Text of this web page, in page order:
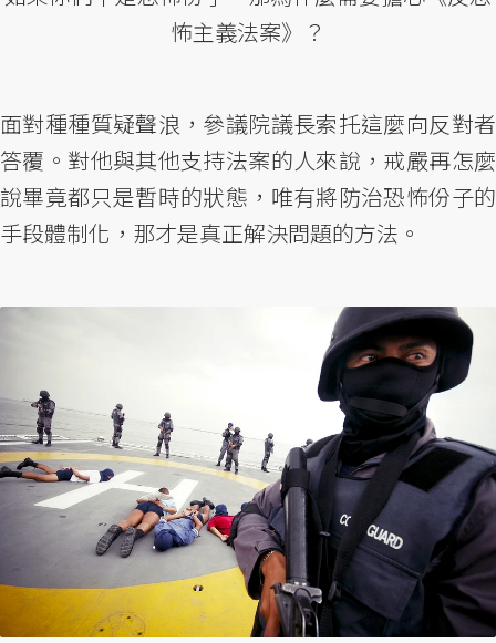
怖主義法案》？
面對種種質疑聲浪，參議院議長索托這麼向反對者
答覆。對他與其他支持法案的人來說，戒嚴再怎麼
說畢竟都只是暫時的狀態，唯有將防治恐怖份子的
手段體制化，那才是真正解決問題的方法。